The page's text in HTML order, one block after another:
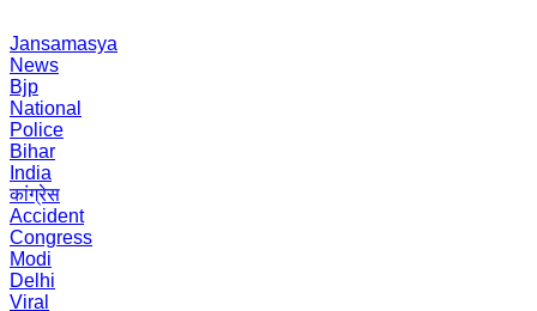
Jansamasya
News
Bjp
National
Police
Bihar
India
कांग्रेस
Accident
Congress
Modi
Delhi
Viral